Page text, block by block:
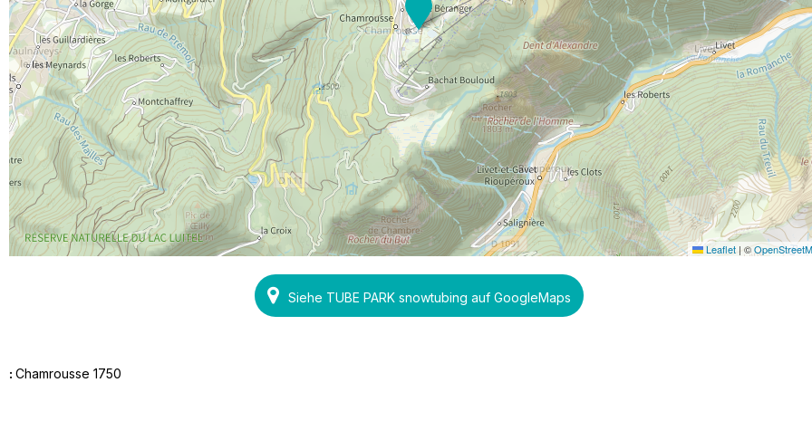
Leaflet | ©
Siehe TUBE PARK snowtubing auf GoogleMaps
: Chamrousse 1750